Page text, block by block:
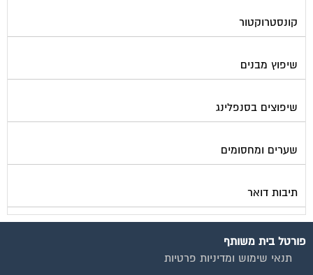
קונסטרוקטור
שיפוץ מבנים
שיפוצים בסנפלינג
שערים ומחסומים
תיבות דואר
פורטל בית משותף
תנאי שימוש ומדיניות פרטיות